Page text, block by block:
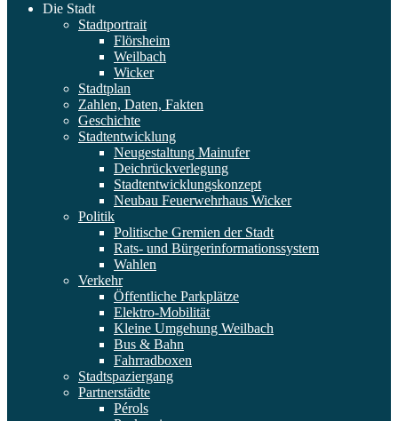
Die Stadt
Stadtportrait
Flörsheim
Weilbach
Wicker
Stadtplan
Zahlen, Daten, Fakten
Geschichte
Stadtentwicklung
Neugestaltung Mainufer
Deichrückverlegung
Stadtentwicklungskonzept
Neubau Feuerwehrhaus Wicker
Politik
Politische Gremien der Stadt
Rats- und Bürgerinformationssystem
Wahlen
Verkehr
Öffentliche Parkplätze
Elektro-Mobilität
Kleine Umgehung Weilbach
Bus & Bahn
Fahrradboxen
Stadtspaziergang
Partnerstädte
Pérols